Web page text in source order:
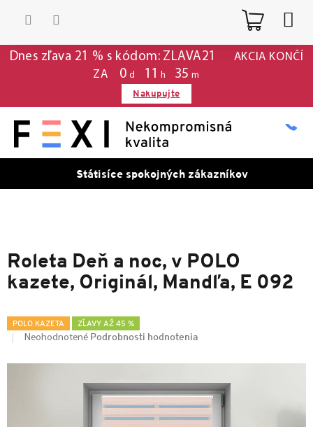
Dnes zľava 21 % s kódom: ZLAVA21
AKCIA KONČÍ
ZA
0 d 11 h 35 m
Nakupujte
Státisíce spokojných zákazníkov
Roleta Deň a noc, v POLO
kazete, Originál, Mandľa, E 092
POLO KAZETA ZĽAVY AŽ 45 %
Neohodnotené Podrobnosti hodnotenia